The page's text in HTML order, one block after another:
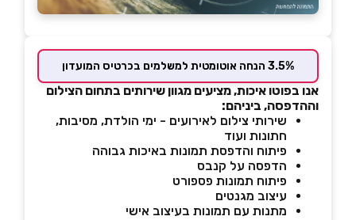
3.5% הנחה אוטומטית למשלמים בכרטיס המועדון
אנו בפוטו איכות, מציעים מגוון שירותים בתחום הצילום
וההדפסה, ביניהם:
שירותי צילום לאירועים - ימי הולדת, מסיבות,
חתונות ועוד
פיתוח והדפסת תמונות באיכות גבוהה
הדפסה על קנבס
פיתוח תמונות פספורט
עיצוב מגנטים
מתנות עם תמונות בעיצוב אישי